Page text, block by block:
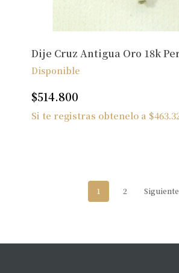
Dije Cruz Antigua Oro 18k
Disponible
$514.800
Si te registras obtenelo a $
1 2 Siguiente